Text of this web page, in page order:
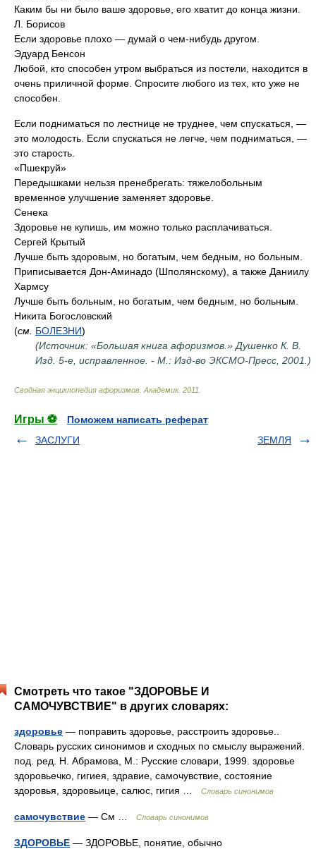
Каким бы ни было ваше здоровье, его хватит до конца жизни.
Л. Борисов
Если здоровье плохо — думай о чем-нибудь другом.
Эдуард Бенсон
Любой, кто способен утром выбраться из постели, находится в
очень приличной форме. Спросите любого из тех, кто уже не
способен.
Если подниматься по лестнице не труднее, чем спускаться, —
это молодость. Если спускаться не легче, чем подниматься, —
это старость.
«Пшекруй»
Передышками нельзя пренебрегать: тяжелобольным
временное улучшение заменяет здоровье.
Сенека
Здоровье не купишь, им можно только расплачиваться.
Сергей Крытый
Лучше быть здоровым, но богатым, чем бедным, но больным.
Приписывается Дон-Аминадо (Шполянскому), а также Даниилу
Хармсу
Лучше быть больным, но богатым, чем бедным, но больным.
Никита Богословский
(см. БОЛЕЗНИ)
(Источник: «Большая книга афоризмов.» Душенко К. В.
Изд. 5-е, исправленное. - М.: Изд-во ЭКСМО-Пресс, 2001.)
Сводная энциклопедия афоризмов Академик. 2011
Игры ⚽
Поможем написать реферат
ЗАСЛУГИ
ЗЕМЛЯ
Смотреть что такое "ЗДОРОВЬЕ И
САМОЧУВСТВИЕ" в других словарях:
здоровье — поправить здоровье, расстроить здоровье..
Словарь русских синонимов и сходных по смыслу выражений.
под. ред. Н. Абрамова, М.: Русские словари, 1999. здоровье
здоровьечко, гигиея, здравие, самочувствие, состояние
здоровья, здоровьице, салюс, гигия …
Словарь синонимов
самочувствие — См … Словарь синонимов
ЗДОРОВЬЕ — ЗДОРОВЬЕ, понятие, обычно